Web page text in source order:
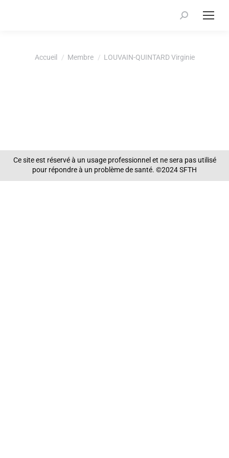
Recherche
Vous êtes ici :
Accueil Membre LOUVAIN-QUINTARD Virginie
Ce site est réservé à un usage professionnel et ne sera pas utilisé
pour répondre à un problème de santé. ©2024 SFTH